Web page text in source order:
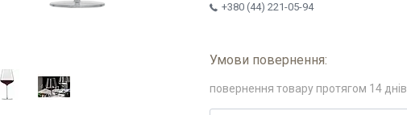
+380 (44) 221-05-94
повернення товару протягом 14 днів